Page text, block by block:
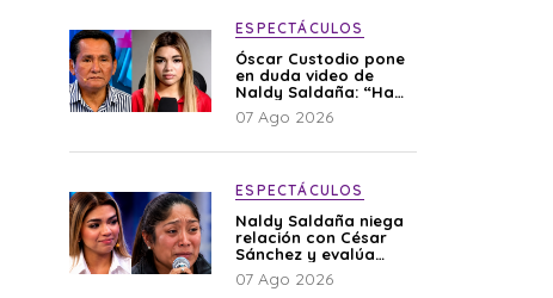
ESPECTÁCULOS
Óscar Custodio pone
en duda video de
Naldy Saldaña: “Hay
cosas que de repente
se han editado”
07 Ago 2026
ESPECTÁCULOS
Naldy Saldaña niega
relación con César
Sánchez y evalúa
denunciar a su
esposa: “Es una
07 Ago 2026